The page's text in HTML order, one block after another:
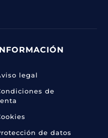
legal
de
de datos